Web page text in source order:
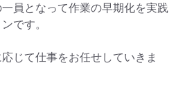
員となって作業の早期化を実践
です。
じて仕事をお任せしていきま